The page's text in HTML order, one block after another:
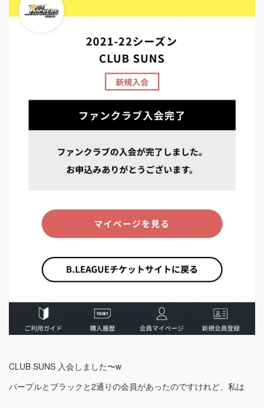
CLUB SUNS 入会しました〜w
パープルとブラックと2通りの会員があったのですけれど、私は